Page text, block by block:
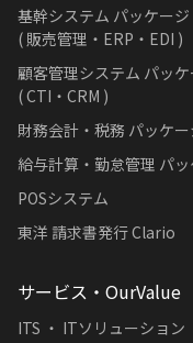
基幹システム パッケー
( 販売管理・ERP・EDI )
顧客管理システム パッ
( CTI・CRM )
財務会計・税務 パッケー
給与計算・勤怠管理 パ
POSシステム
東洋 請求書発行 Clario
サービス・OurValue
ITS ・ ITソリューション